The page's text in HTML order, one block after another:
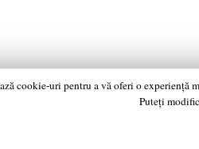
cookie-uri pentru a vă oferi o experiență
Puteți